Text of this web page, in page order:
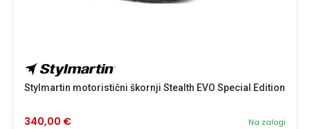
Stylmartin motoristični škornji Stealth EVO Special Edition
Na zalogi
340,00 €